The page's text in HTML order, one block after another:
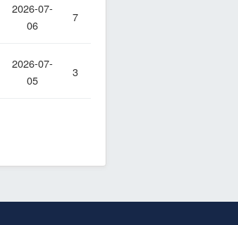
2026-07-
06
7
2026-07-
05
3